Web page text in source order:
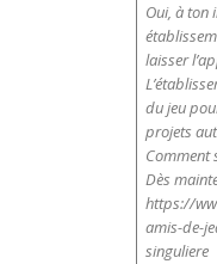
Oui, à ton
laisser
du jeu
projets
Comment
Dès
https://
amis-de-
singuliere